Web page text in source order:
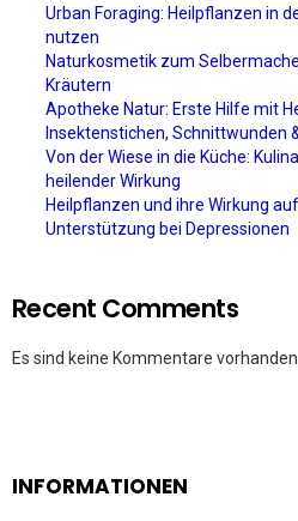
Urban Foraging: Heilpflanzen in
nutzen
Naturkosmetik zum
Kräutern
Apotheke Natur: Erste Hilfe mit
Insektenstichen, Schnittwunden &
Von der Wiese in die Küche:
heilender Wirkung
Heilpflanzen und ihre Wirkung
Unterstützung bei Depressionen
Recent Comments
Es sind keine Kommentare vorhanden.
INFORMATIONEN